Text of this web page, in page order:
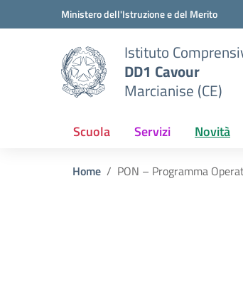
Vai ai contenuti
Vai al menu di navigazioneMinistero dell'Istruzione e del Merito
Istituto
DD1 Cavour
Marcianise (CE)
Scuola Servizi Novità
Home PON – Programma